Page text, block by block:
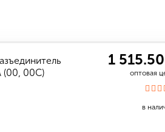
00С)
1 515.50
оптовая
в